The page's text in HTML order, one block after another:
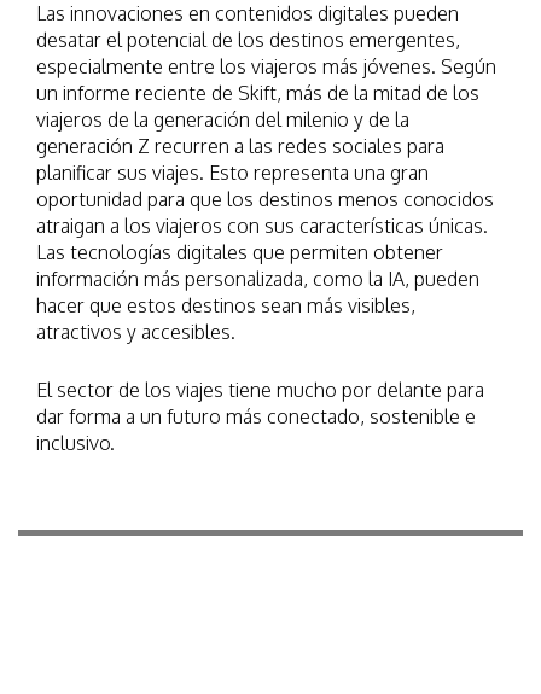
Las innovaciones en contenidos digitales pueden
desatar el potencial de los destinos emergentes,
especialmente entre los viajeros más jóvenes. Según
un informe reciente de Skift, más de la mitad de los
viajeros de la generación del milenio y de la
generación Z recurren a las redes sociales para
planificar sus viajes. Esto representa una gran
oportunidad para que los destinos menos conocidos
atraigan a los viajeros con sus características únicas.
Las tecnologías digitales que permiten obtener
información más personalizada, como la IA, pueden
hacer que estos destinos sean más visibles,
atractivos y accesibles.
El sector de los viajes tiene mucho por delante para
dar forma a un futuro más conectado, sostenible e
inclusivo.